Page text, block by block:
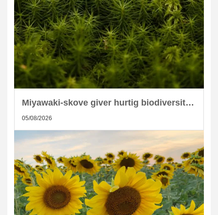
Miyawaki-skove giver hurtig biodiversitet i skandinaviske byer
05/08/2026